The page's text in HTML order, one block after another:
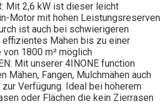
Mit 2,6 kW ist dieser leicht
Motor mit hohen Leistungsreserven
ist auch bei schwierigeren
effizientes Mähen bis zu einer
1800 m² möglich
Mit unserer 4INONE function
Mähen, Fangen, Mulchmähen auch
Verfügung. Ideal bei höherem
oder Flächen die kein Zierrasen